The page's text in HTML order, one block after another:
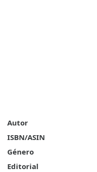
Autor
ISBN/ASIN
Género
Editorial